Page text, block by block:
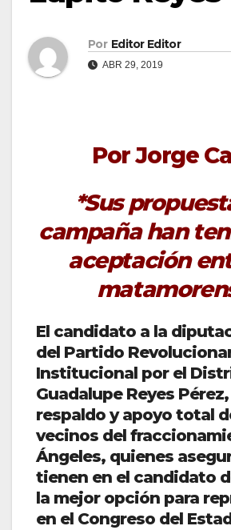
Por Editor Editor
ABR 29, 2019
Por Jorge
*Sus
campaña han
aceptación
El candidato a la
del Partido
Institucional por el
Guadalupe Reyes
respaldo y apoyo total
vecinos del
Ángeles, quienes
tienen en el candidato
la mejor opción para
en el Congreso del